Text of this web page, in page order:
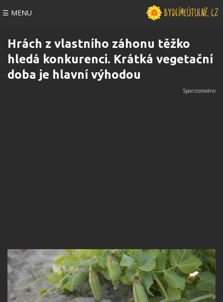
☰ MENU
Hrách z vlastního záhonu těžko
hledá konkurenci. Krátká vegetační
doba je hlavní výhodou